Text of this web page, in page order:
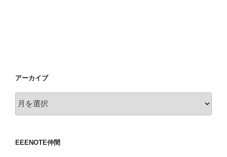
アーカイブ
ー
ブ
EEENOTE仲間